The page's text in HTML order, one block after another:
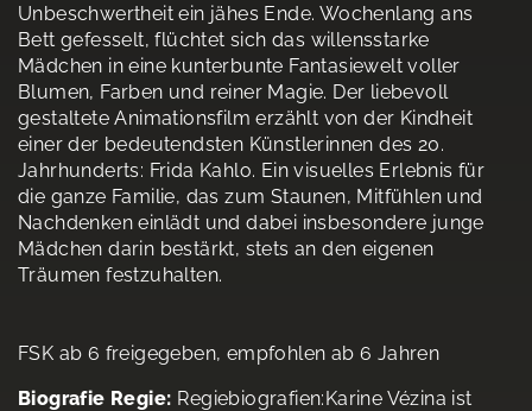
Unbeschwertheit ein jähes Ende. Wochenlang ans
Bett gefesselt, flüchtet sich das willensstarke
Mädchen in eine kunterbunte Fantasiewelt voller
Blumen, Farben und reiner Magie. Der liebevoll
gestaltete Animationsfilm erzählt von der Kindheit
einer der bedeutendsten Künstlerinnen des 20.
Jahrhunderts: Frida Kahlo. Ein visuelles Erlebnis für
die ganze Familie, das zum Staunen, Mitfühlen und
Nachdenken einlädt und dabei insbesondere junge
Mädchen darin bestärkt, stets an den eigenen
Träumen festzuhalten.
FSK ab 6 freigegeben, empfohlen ab 6 Jahren
Biografie Regie: Regiebiografien:Karine Vézina ist